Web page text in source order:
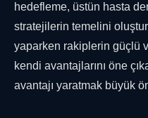
hedefleme, üstün hasta
stratejilerin temelini
yaparken rakiplerin güçlü
kendi avantajlarını öne
avantajı yaratmak büyük